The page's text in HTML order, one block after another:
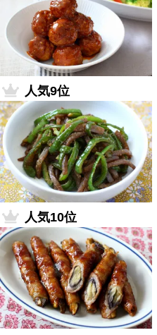
人気9位
人気10位